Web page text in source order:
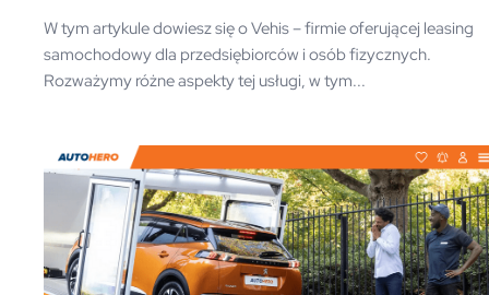
W tym artykule dowiesz się o Vehis – firmie oferującej leasing
samochodowy dla przedsiębiorców i osób fizycznych.
Rozważymy różne aspekty tej usługi, w tym...